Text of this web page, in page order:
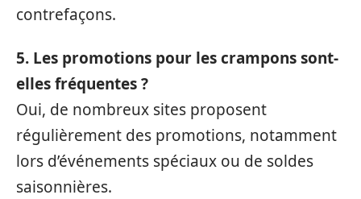
contrefaçons.
5. Les promotions pour les crampons sont-
elles fréquentes ?
Oui, de nombreux sites proposent
régulièrement des promotions, notamment
lors d’événements spéciaux ou de soldes
saisonnières.